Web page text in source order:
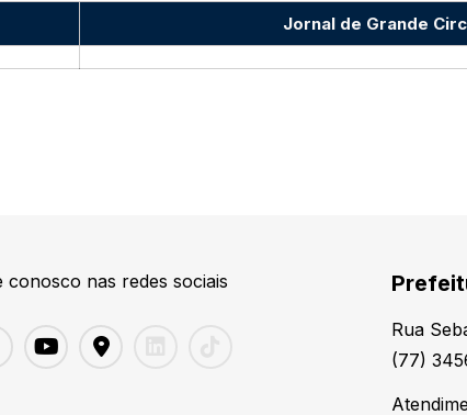
Jornal de Grande
conosco nas redes sociais
Rua
(77)